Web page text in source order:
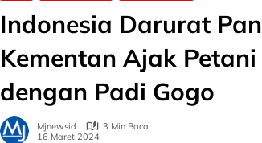
Indonesia Darurat
Kementan Ajak
dengan Padi Gogo
Mjnewsid
3 Min Baca
16 Maret 2024